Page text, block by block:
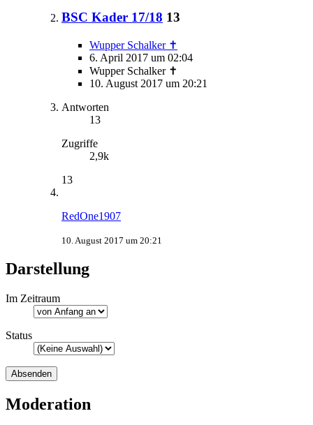
BSC Kader 17/18 13
Wupper Schalker ✝
6. April 2017 um 02:04
Wupper Schalker ✝
10. August 2017 um 20:21
Antworten
13
Zugriffe
2,9k
13
RedOne1907
10. August 2017 um 20:21
Darstellung
Im Zeitraum
Status
Moderation